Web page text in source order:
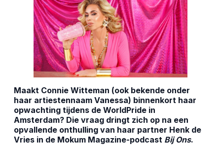
Maakt Connie Witteman (ook bekende onder
haar artiestennaam Vanessa) binnenkort haar
opwachting tijdens de WorldPride in
Amsterdam? Die vraag dringt zich op na een
opvallende onthulling van haar partner Henk de
Vries in de Mokum Magazine-podcast Bij Ons.